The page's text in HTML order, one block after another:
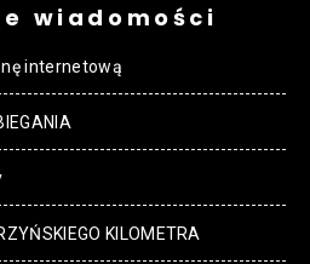
wiadomości
internetową
KILOMETRA